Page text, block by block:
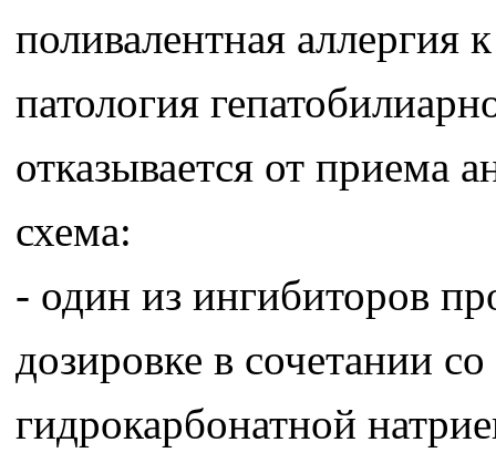
поливалентная аллергия
патология
отказывается от приема
схема:
- один из ингибиторов
дозировке в сочетании
гидрокарбонатной